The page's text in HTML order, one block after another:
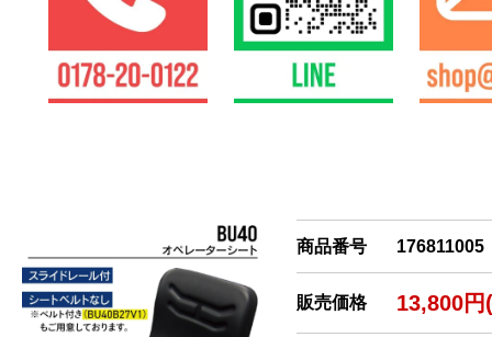
商品番号 176811005
販売価格 13,800